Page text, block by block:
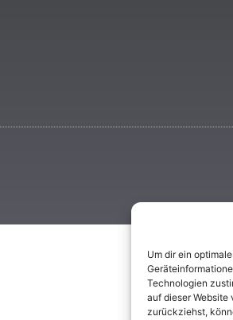
Um dir ein
Technologien
auf dieser Website
zurückziehst,